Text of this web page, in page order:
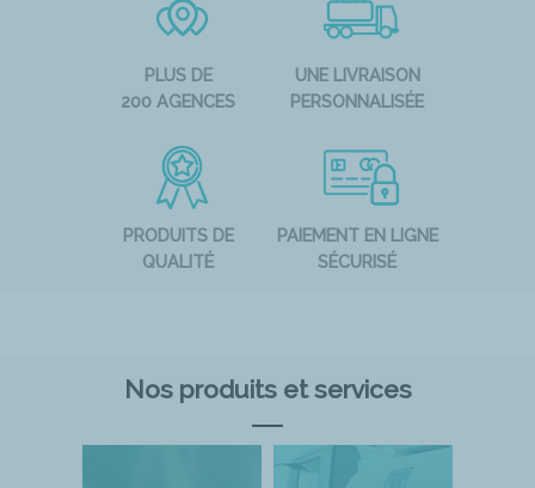
PLUS DE
200 AGENCES
UNE LIVRAISON
PERSONNALISÉE
PRODUITS DE
QUALITÉ
PAIEMENT EN LIGNE
SÉCURISÉ
Nos produits et services